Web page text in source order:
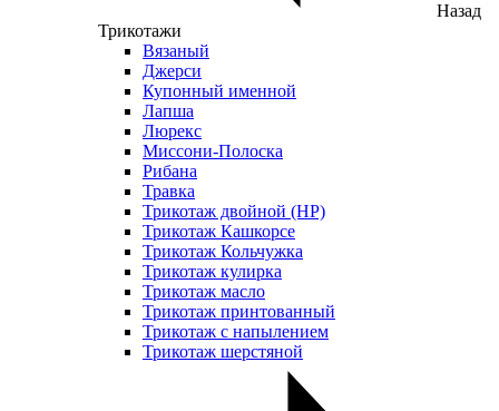
Назад
Трикотажи
Вязаный
Джерси
Купонный именной
Лапша
Люрекс
Миссони-Полоска
Рибана
Травка
Трикотаж двойной (НР)
Трикотаж Кашкорсе
Трикотаж Кольчужка
Трикотаж кулирка
Трикотаж масло
Трикотаж принтованный
Трикотаж с напылением
Трикотаж шерстяной